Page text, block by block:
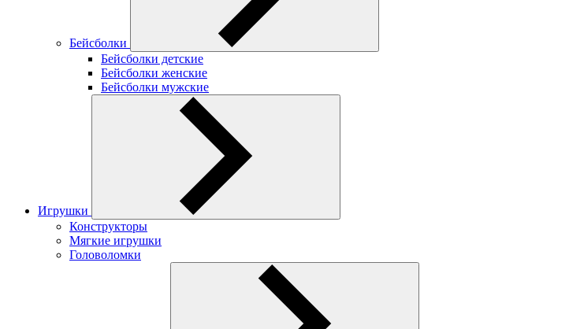
Бейсболки
Бейсболки детские
Бейсболки женские
Бейсболки мужские
Игрушки
Конструкторы
Мягкие игрушки
Головоломки